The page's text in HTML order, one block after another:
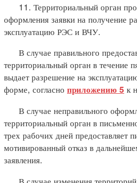
11. Территориальный орган
оформления заявки на получение
эксплуатацию РЭС и ВЧУ.
В случае правильного
территориальный орган в течение
выдает разрешение на
форме, согласно приложению 5 к
В случае неправильного
территориальный орган в
трех рабочих дней предоставляет
мотивированный отказ в
заявления.